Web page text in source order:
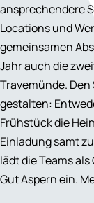
ansprechendere
Locations und
gemeinsamen
Jahr auch die
Travemünde.
gestalten:
Frühstück die
Einladung samt
lädt die Teams
Gut Aspern ein.